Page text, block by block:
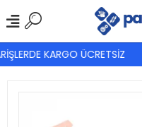
KARGO ÜCRETSİZ